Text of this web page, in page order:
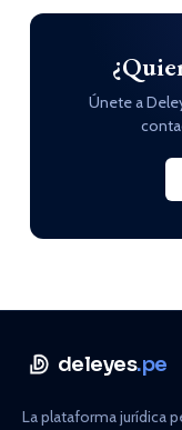
Únete a
deleyes.pe
La plataforma jurídica